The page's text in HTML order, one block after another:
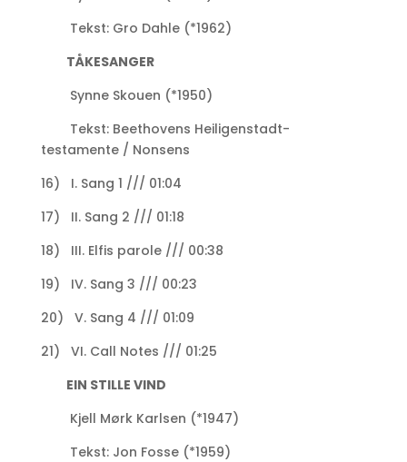
Tekst: Gro Dahle (*1962)
TÅKESANGER
Synne Skouen (*1950)
Tekst: Beethovens Heiligenstadt-
testamente / Nonsens
16) I. Sang 1 /// 01:04
17) II. Sang 2 /// 01:18
18) III. Elfis parole /// 00:38
19) IV. Sang 3 /// 00:23
20) V. Sang 4 /// 01:09
21) VI. Call Notes /// 01:25
EIN STILLE VIND
Kjell Mørk Karlsen (*1947)
Tekst: Jon Fosse (*1959)